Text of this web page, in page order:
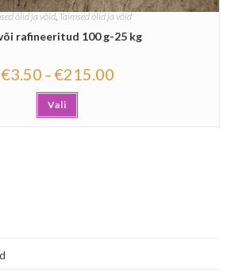
õlid ja võid,Taimsed õlid ja võid
rafineeritud 100 g-25 kg
€3.50 –€215.00
Vali